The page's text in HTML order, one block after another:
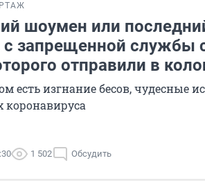
шоумен или
запрещенной службы
отправили в
есть изгнание бесов, чудесные
коронавируса
1 502 Обсудить